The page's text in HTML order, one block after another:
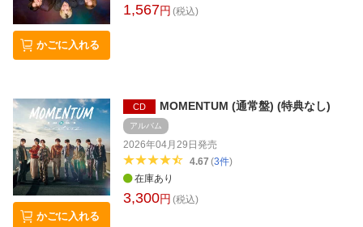
かごに入れる
1,567円 (税込)
かごに入れる
CD MOMENTUM (通常盤) (特典なし)
アルバム
2026年04月29日発売
4.67 (3件)
在庫あり
3,300円 (税込)